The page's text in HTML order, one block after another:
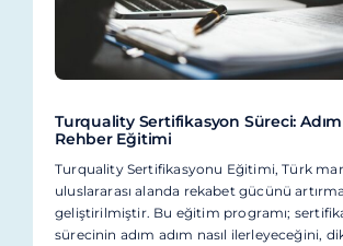
Turquality Sertifikasyon Süreci: Adım
Rehber Eğitimi
Turquality Sertifikasyonu Eğitimi, Türk
uluslararası alanda rekabet gücünü
geliştirilmiştir. Bu eğitim programı;
sürecinin adım adım nasıl ilerleyeceğini,